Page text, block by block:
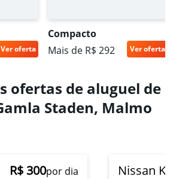
Ver oferta
Compacto
Mais de R$ 292
Ver oferta
ofertas de aluguel de
Staden, Malmo
R$ 300por dia
Nissan